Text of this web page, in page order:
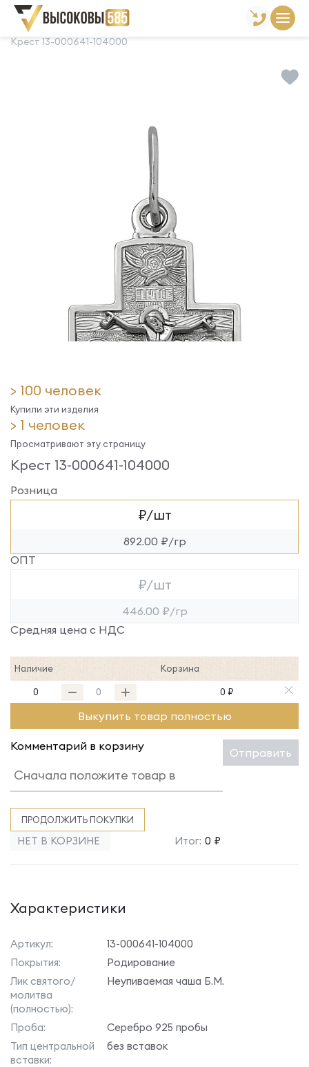
Главная Склад готовой продукции
Крест 13-000641-104000
> 100 человек
Купили эти изделия
> 1 человек
Просматривают эту страницу
Крест 13-000641-104000
Розница
₽/шт
892.00 ₽/гр
ОПТ
₽/шт
446.00 ₽/гр
Средняя цена с НДС
Наличие Корзина
0 0 ₽
Выкупить товар полностью
Комментарий в корзину Отправить
ПРОДОЛЖИТЬ ПОКУПКИ
НЕТ В КОРЗИНЕ Итог: 0 ₽
Характеристики
Артикул:
13-000641-104000
Покрытия:
Родирование
Лик святого/
молитва
(полностью):
Неупиваемая чаша Б.М.
Проба:
Серебро 925 пробы
Тип центральной
вставки:
без вставок